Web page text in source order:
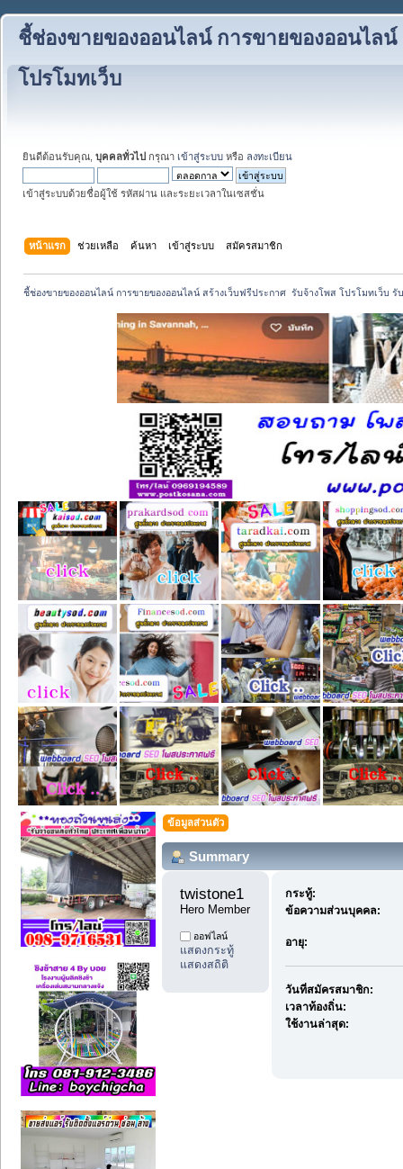
ชี้ช่องขายของออนไลน์ การขายของออนไลน์
โปรโมทเว็บ
ยินดีต้อนรับคุณ, บุคคลทั่วไป กรุณา เข้าสู่ระบบ หรือ ลงทะเบียน
เข้าสู่ระบบด้วยชื่อผู้ใช้ รหัสผ่าน และระยะเวลาในเซสชั่น
หน้าแรก ช่วยเหลือ ค้นหา เข้าสู่ระบบ สมัครสมาชิก
ชี้ช่องขายของออนไลน์ การขายของออนไลน์ สร้างเว็บฟรีประกาศ  รับจ้างโพส โปรโมทเว็บ รั
ข้อมูลส่วนตัว
Summary
twistone1
Hero Member
ออฟไลน์
แสดงกระทู้
แสดงสถิติ
กระทู้:
ข้อความส่วนบุคคล:
อายุ:
วันที่สมัครสมาชิก:
เวลาท้องถิ่น:
ใช้งานล่าสุด: